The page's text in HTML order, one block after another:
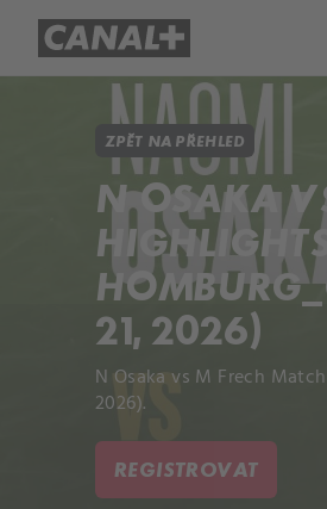
ZPĚT NA PŘEHLED
N OSAKA
21, 2026)
N Osaka vs M Frech
2026).
REGISTROVAT